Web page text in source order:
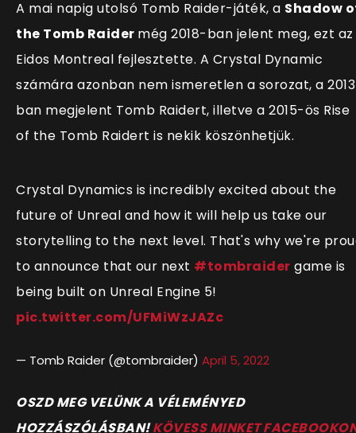
A mai napig utolsó Tomb Raider-játék, a Shadow
the Tomb Raider még 2018-ban jelent meg, ezt az
Eidos Montreal fejlesztette. A Crystal Dynamic
számára azonban nem ismeretlen a sorozat, a
ban megjelent Tomb Raidert, illetve a 2015-ös Rise
of the Tomb Raidert is nekik köszönhetjük.
Crystal Dynamics is incredibly excited about the
future of Unreal and how it will help us take our
storytelling to the next level. That's why we're
to announce that our next #tombraider game is
being built on Unreal Engine 5!
pic.twitter.com/UFMiWzJAZc
— Tomb Raider (@tombraider) April 5, 2022
OSZD MEG VELÜNK A VÉLEMÉNYED
HOZZÁSZÓLÁSBAN!KÖVESS MINKET